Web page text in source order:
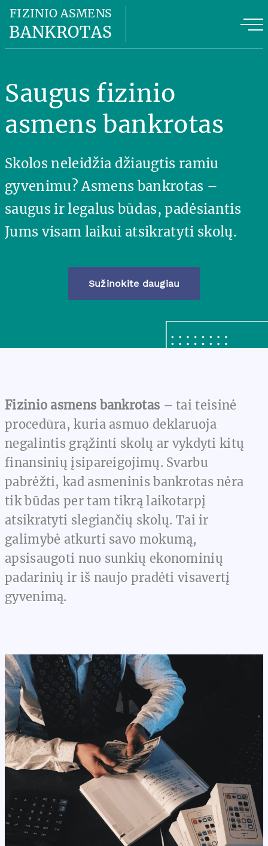
FIZINIO ASMENS
BANKROTAS Fizinio asmens bankroto kaina
Apie mus
Kontaktai
Saugus fizinio
asmens bankrotas
Skolos neleidžia džiaugtis ramiu
gyvenimu? Asmens bankrotas –
saugus ir legalus būdas, padėsiantis
Jums visam laikui atsikratyti skolų.
Sužinokite daugiau
Fizinio asmens bankrotas – tai teisinė
procedūra, kuria asmuo deklaruoja
negalintis grąžinti skolų ar vykdyti kitų
finansinių įsipareigojimų. Svarbu
pabrėžti, kad asmeninis bankrotas nėra
tik būdas per tam tikrą laikotarpį
atsikratyti slegiančių skolų. Tai ir
galimybė atkurti savo mokumą,
apsisaugoti nuo sunkių ekonominių
padarinių ir iš naujo pradėti visavertį
gyvenimą.